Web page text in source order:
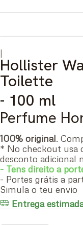
|
Hollister
Toilette
- 100 ml
Perfume
100% original.
* No checkout usa
desconto adicional
- Tens direito a
- Portes grátis a
Simula o teu envio
Entrega